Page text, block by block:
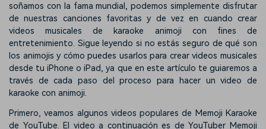
soñamos con la fama mundial, podemos simplemente disfrutar
de nuestras canciones favoritas y de vez en cuando crear
videos musicales de karaoke animoji con fines de
entretenimiento. Sigue leyendo si no estás seguro de qué son
los animojis y cómo puedes usarlos para crear videos musicales
desde tu iPhone o iPad, ya que en este artículo te guiaremos a
través de cada paso del proceso para hacer un video de
karaoke con animoji.
Primero, veamos algunos videos populares de Memoji Karaoke
de YouTube. El video a continuación es de YouTuber Memoji